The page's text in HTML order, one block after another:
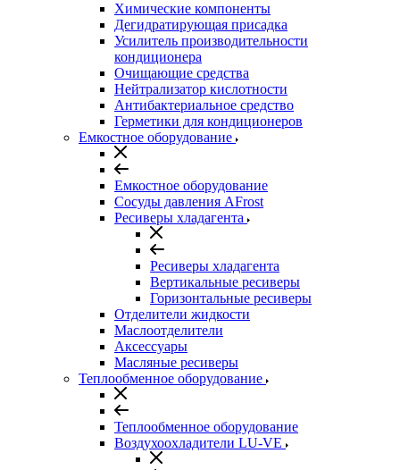
Химические компоненты
Дегидратирующая присадка
Усилитель производительности
кондиционера
Очищающие средства
Нейтрализатор кислотности
Антибактериальное средство
Герметики для кондиционеров
Емкостное оборудование
Емкостное оборудование
Сосуды давления AFrost
Ресиверы хладагента
Ресиверы хладагента
Вертикальные ресиверы
Горизонтальные ресиверы
Отделители жидкости
Маслоотделители
Аксессуары
Масляные ресиверы
Теплообменное оборудование
Теплообменное оборудование
Воздухоохладители LU-VE